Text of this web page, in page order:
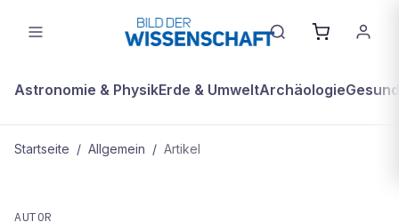
Astronomie & PhysikErde & UmweltArchäologie
Startseite / Allgemein / Artikel
AUTOR